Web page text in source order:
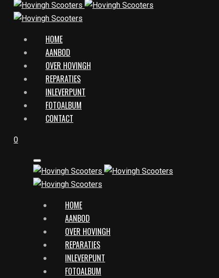
HOME
AANBOD
OVER HOVINGH
REPARATIES
INLEVERPUNT
FOTOALBUM
CONTACT
0
HOME
AANBOD
OVER HOVINGH
REPARATIES
INLEVERPUNT
FOTOALBUM